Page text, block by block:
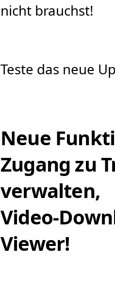
nicht brauchst!
Teste das neue
Neue
Zugang zu
verwalten,
Video-
Viewer!